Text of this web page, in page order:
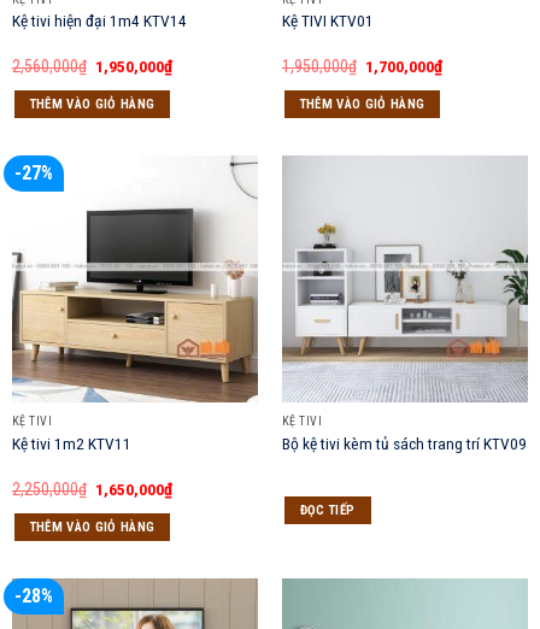
Kệ tivi hiện đại 1m4 KTV14
2,560,000₫ Giá
gốc
là:
2,560,000₫.
1,950,000₫Giá
hiện
THÊM VÀO GIỎ HÀNG
Kệ TIVI KTV01
1,950,000₫ Giá
gốc
là:
1,950,000₫.
1,700,000₫Giá
hiện
THÊM VÀO GIỎ HÀNG
-27%
KỆ TIVI
Kệ tivi 1m2 KTV11
2,250,000₫ Giá
gốc
là:
2,250,000₫.
1,650,000₫Giá
hiện
THÊM VÀO GIỎ HÀNG
KỆ TIVI
Bộ kệ tivi kèm tủ sách trang trí KTV09
ĐỌC TIẾP
-28%